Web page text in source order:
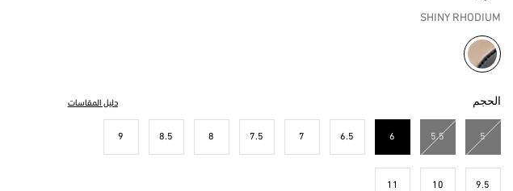
SHINY RHODIUM
مختار
الحجم دليل المقاسات
5
5.5
6
6.5
7
7.5
8
8.5
9
9.5
10
11